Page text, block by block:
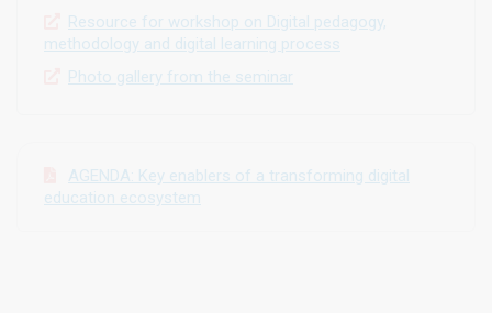
Resource for workshop on Digital pedagogy,
methodology and digital learning process
Photo gallery from the seminar
AGENDA: Key enablers of a transforming digital
education ecosystem